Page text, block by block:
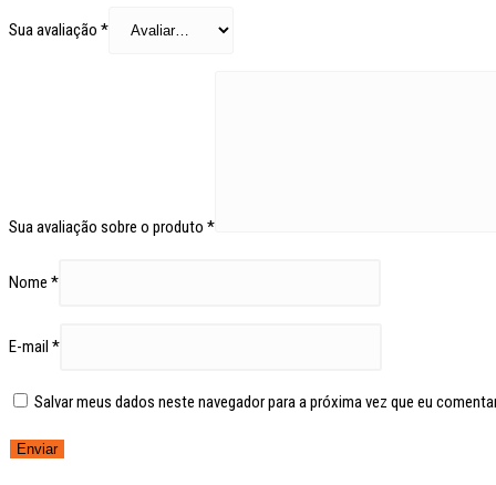
Sua avaliação *
Sua avaliação sobre o produto *
Nome *
E-mail *
Salvar meus dados neste navegador para a próxima vez que eu